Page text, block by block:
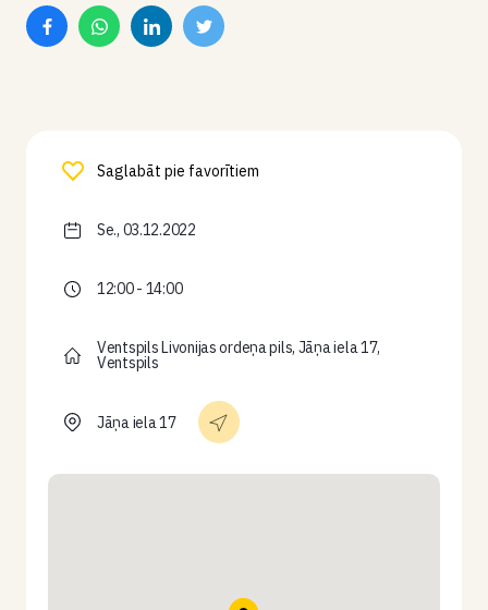
Saglabāt pie favorītiem
Se., 03.12.2022
12:00 - 14:00
Ventspils Livonijas ordeņa pils, Jāņa iela 17,
Ventspils
Jāņa iela 17